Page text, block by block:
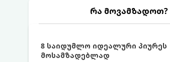
რა მოვამზადოთ?
8 საიდუმლო იდეალური პიურეს
მოსამზადებლად